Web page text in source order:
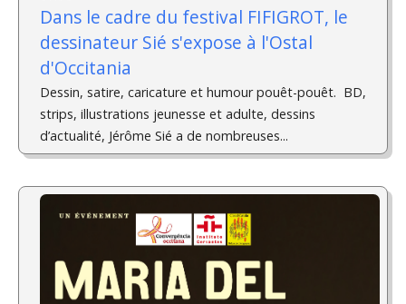
Dans le cadre du festival FIFIGROT, le
dessinateur Sié s'expose à l'Ostal
d'Occitania
Dessin, satire, caricature et humour pouêt-pouêt. ­ BD,
strips, illustrations jeunesse et adulte, dessins
d’actualité, Jérôme Sié a de nombreuses...